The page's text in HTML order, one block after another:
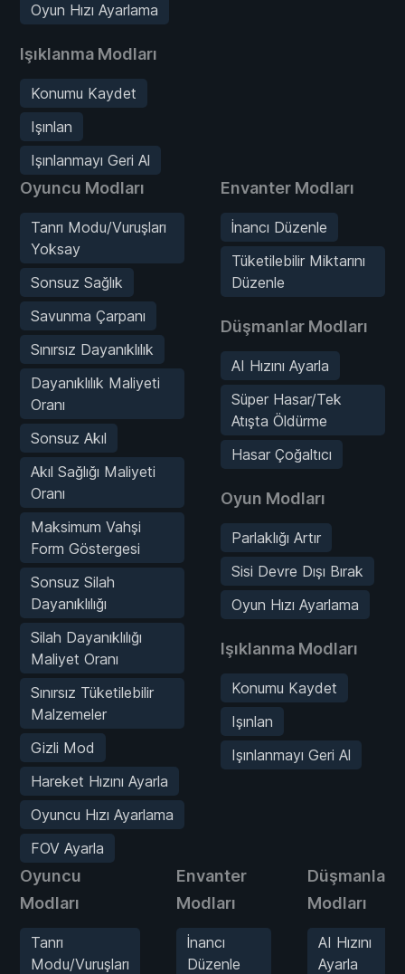
Oyun Hızı Ayarlama
Işıklanma Modları
Konumu Kaydet
Işınlan
Işınlanmayı Geri Al
Oyuncu Modları
Tanrı Modu/Vuruşları
Yoksay
Sonsuz Sağlık
Savunma Çarpanı
Sınırsız Dayanıklılık
Dayanıklılık Maliyeti
Oranı
Sonsuz Akıl
Akıl Sağlığı Maliyeti
Oranı
Maksimum Vahşi
Form Göstergesi
Sonsuz Silah
Dayanıklılığı
Silah Dayanıklılığı
Maliyet Oranı
Sınırsız Tüketilebilir
Malzemeler
Gizli Mod
Hareket Hızını Ayarla
Oyuncu Hızı Ayarlama
FOV Ayarla
Envanter Modları
İnancı Düzenle
Tüketilebilir Miktarını
Düzenle
Düşmanlar Modları
AI Hızını Ayarla
Süper Hasar/Tek
Atışta Öldürme
Hasar Çoğaltıcı
Oyun Modları
Parlaklığı Artır
Sisi Devre Dışı Bırak
Oyun Hızı Ayarlama
Işıklanma Modları
Konumu Kaydet
Işınlan
Işınlanmayı Geri Al
Oyuncu
Modları
Tanrı
Modu/Vuruşları
Envanter
Modları
İnancı
Düzenle
Düşmanlar
Modları
AI Hızını
Ayarla